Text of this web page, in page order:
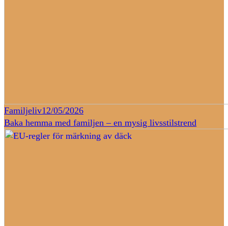
Familjeliv12/05/2026
Baka hemma med familjen – en mysig livsstilstrend